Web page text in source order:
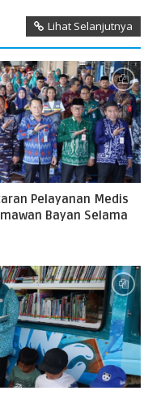
Lihat Selanjutnya
Pelayanan Medis
Bayan Selama